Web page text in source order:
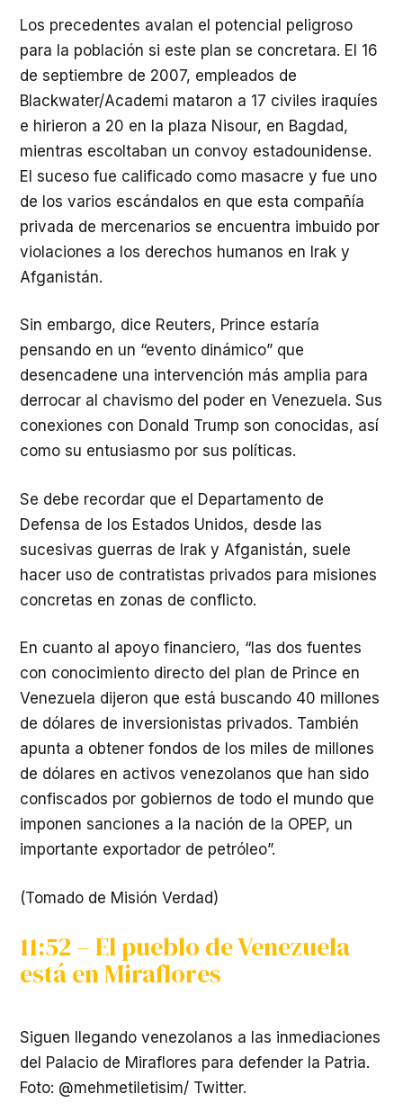
Los precedentes avalan el potencial peligroso
para la población si este plan se concretara. El 16
de septiembre de 2007, empleados de
Blackwater/Academi mataron a 17 civiles iraquíes
e hirieron a 20 en la plaza Nisour, en Bagdad,
mientras escoltaban un convoy estadounidense.
El suceso fue calificado como masacre y fue uno
de los varios escándalos en que esta compañía
privada de mercenarios se encuentra imbuido por
violaciones a los derechos humanos en Irak y
Afganistán.
Sin embargo, dice Reuters, Prince estaría
pensando en un “evento dinámico” que
desencadene una intervención más amplia para
derrocar al chavismo del poder en Venezuela. Sus
conexiones con Donald Trump son conocidas, así
como su entusiasmo por sus políticas.
Se debe recordar que el Departamento de
Defensa de los Estados Unidos, desde las
sucesivas guerras de Irak y Afganistán, suele
hacer uso de contratistas privados para misiones
concretas en zonas de conflicto.
En cuanto al apoyo financiero, “las dos fuentes
con conocimiento directo del plan de Prince en
Venezuela dijeron que está buscando 40 millones
de dólares de inversionistas privados. También
apunta a obtener fondos de los miles de millones
de dólares en activos venezolanos que han sido
confiscados por gobiernos de todo el mundo que
imponen sanciones a la nación de la OPEP, un
importante exportador de petróleo”.
(Tomado de Misión Verdad)
11:52 – El pueblo de Venezuela
está en Miraflores
Siguen llegando venezolanos a las inmediaciones
del Palacio de Miraflores para defender la Patria.
Foto: @mehmetiletisim/ Twitter.